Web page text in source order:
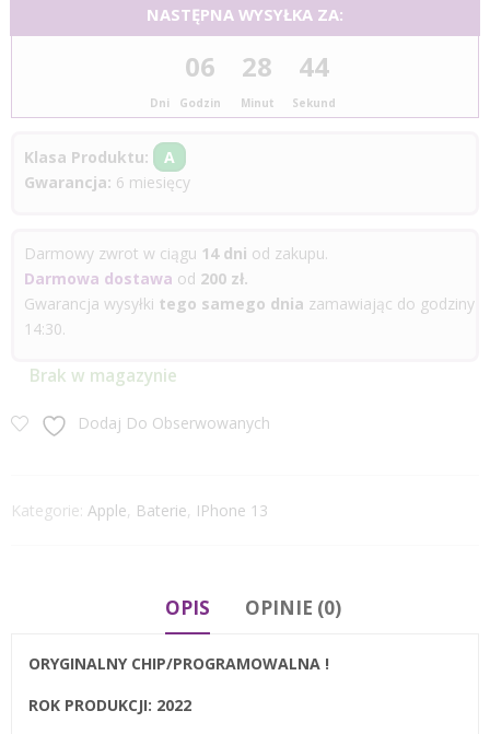
NASTĘPNA WYSYŁKA ZA:
Dni
06
Godzin
28
Minut
44
Sekund
Klasa Produktu:
A
Gwarancja: 6 miesięcy
Darmowy zwrot w ciągu 14 dni od zakupu.
Darmowa dostawa od 200 zł.
Gwarancja wysyłki tego samego dnia zamawiając do godziny
14:30.
Brak w magazynie
Dodaj Do Obserwowanych
Kategorie: Apple, Baterie, IPhone 13
OPIS OPINIE (0)
ORYGINALNY CHIP/PROGRAMOWALNA !
ROK PRODUKCJI: 2022